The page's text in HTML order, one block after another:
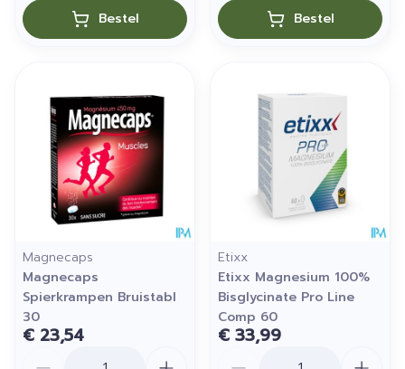
Bestel Bestel
Magnecaps
Magnecaps
Spierkrampen Bruistabl
30
€ 23,54
Etixx
Etixx Magnesium 100%
Bisglycinate Pro Line
Comp 60
€ 33,99